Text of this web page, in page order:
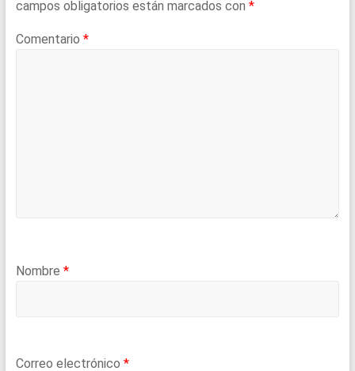
campos obligatorios están marcados con *
Comentario *
Nombre *
Correo electrónico *